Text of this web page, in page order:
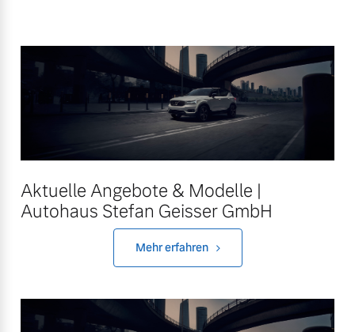
Volvo Selekt
Gebrauchtwagen
Die Neuwagenalternative
Editionsmodelle
Mehr erfahren
direkt an.
Mehr erfahren
saisonalen Angebote.
Mehr erfahren
Finanzierung & Leasing
Aktuelle Angebote & Modelle |
Autohaus Stefan Geisser GmbH
Mehr erfahren